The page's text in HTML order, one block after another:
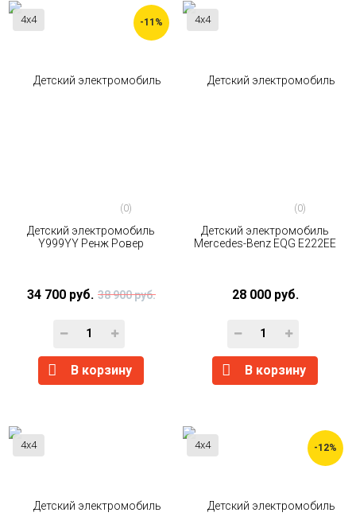
4x4 -11%
(0)
Детский электромобиль
Y999YY Ренж Ровер
34 700 руб. 38 900 руб.
В корзину
4x4
(0)
Детский электромобиль
Mercedes-Benz EQG E222EE
28 000 руб.
В корзину
4x4 4x4 -12%